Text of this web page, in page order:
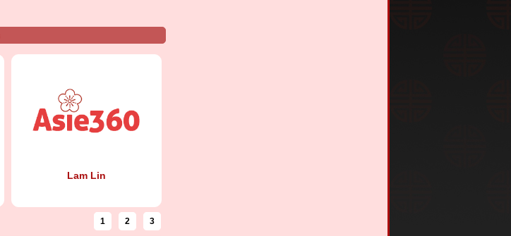
Lam Lin
1 2 3